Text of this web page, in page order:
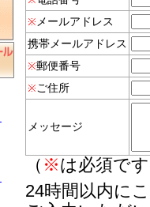
※ メールアドレス
携帯メールアドレス
※郵便番号
※ ご住所
メッセージ
（ ※は必須で
24時間以内に